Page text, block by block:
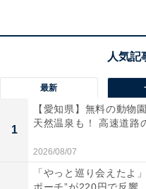
「多くの悪ふざけは共犯
あおったり撮影したりす
も、だれかがオープンな
す。一度ネット上にアッ
しれないリスクを子ども
見逃しがちなのが、直
最新
1
【愛知県】無料の動物
天然温泉も！ 高速道路
2026/08/07
「やっと巡り会えたよ